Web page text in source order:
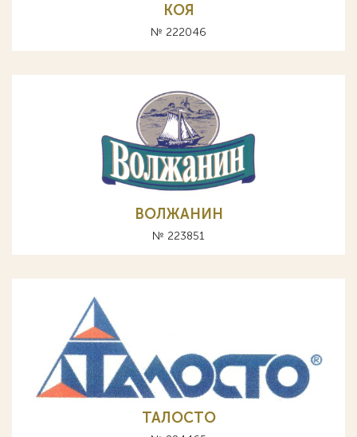
КОЯ
№ 222046
ВОЛЖАНИН
№ 223851
ТАЛОСТО